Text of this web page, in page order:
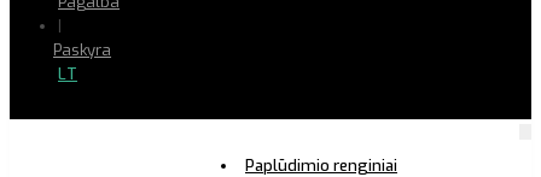
|
Paskyra
LT
Paplūdimio renginiai